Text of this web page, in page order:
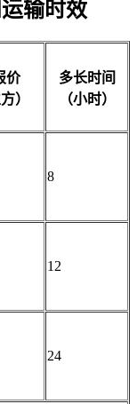
输时效
价
）
多长时间
（小时）
8
12
24